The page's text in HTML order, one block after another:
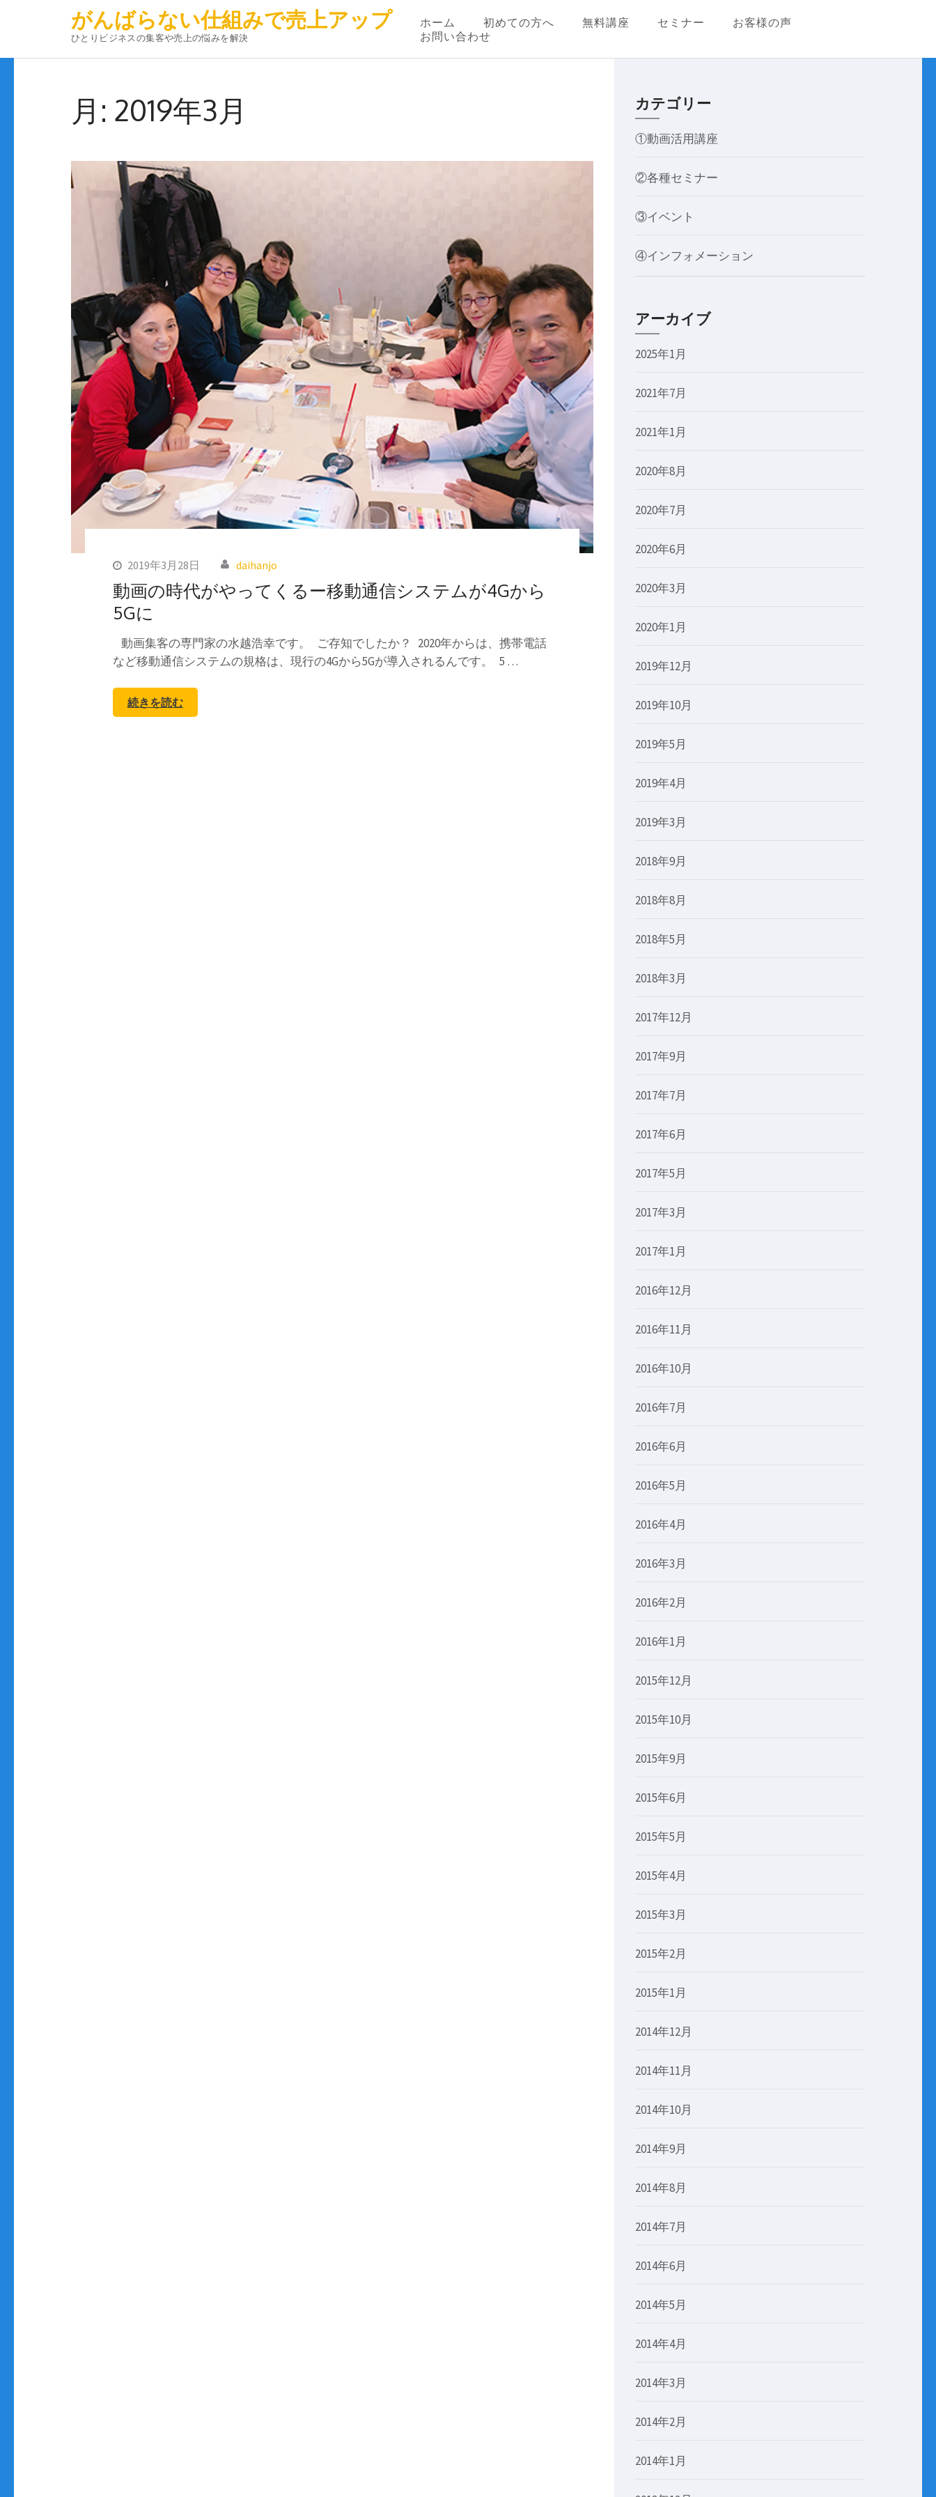
がんばらない仕組みで売上アップ
ひとりビジネスの集客や売上の悩みを解決
ホーム 初めての方へ 無料講座 セミナー
お客様の声
お問い合わせ
月: 2019年3月
2019年3月28日 daihanjo
動画の時代がやってくるー移動通信システムが4Gから
5Gに
動画集客の専門家の水越浩幸です。 ご存知でしたか？ 2020年からは、携帯電話
など移動通信システムの規格は、現行の4Gから5Gが導入されるんです。 5 …
続きを読む
カテゴリー
①動画活用講座
②各種セミナー
③イベント
④インフォメーション
アーカイブ
2025年1月
2021年7月
2021年1月
2020年8月
2020年7月
2020年6月
2020年3月
2020年1月
2019年12月
2019年10月
2019年5月
2019年4月
2019年3月
2018年9月
2018年8月
2018年5月
2018年3月
2017年12月
2017年9月
2017年7月
2017年6月
2017年5月
2017年3月
2017年1月
2016年12月
2016年11月
2016年10月
2016年7月
2016年6月
2016年5月
2016年4月
2016年3月
2016年2月
2016年1月
2015年12月
2015年10月
2015年9月
2015年6月
2015年5月
2015年4月
2015年3月
2015年2月
2015年1月
2014年12月
2014年11月
2014年10月
2014年9月
2014年8月
2014年7月
2014年6月
2014年5月
2014年4月
2014年3月
2014年2月
2014年1月